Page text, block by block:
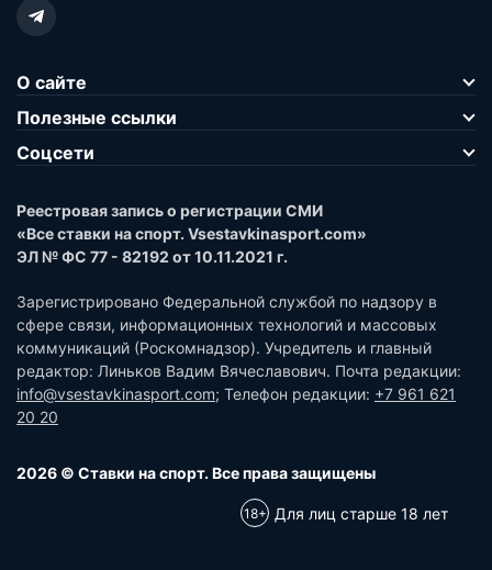
О сайте
Полезные ссылки
Соцсети
Реестровая запись о регистрации СМИ
«Все ставки на спорт. Vsestavkinasport.com»
ЭЛ № ФС 77 - 82192 от 10.11.2021 г.
Зарегистрировано Федеральной службой по надзору в
сфере связи, информационных технологий и массовых
коммуникаций (Роскомнадзор). Учредитель и главный
редактор: Линьков Вадим Вячеславович. Почта редакции:
info@vsestavkinasport.com; Телефон редакции: +7 961 621
20 20
2026 © Ставки на спорт. Все права защищены
Для лиц старше 18 лет